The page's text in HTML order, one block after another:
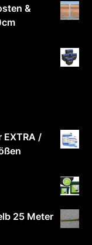
&
/
25 Meter